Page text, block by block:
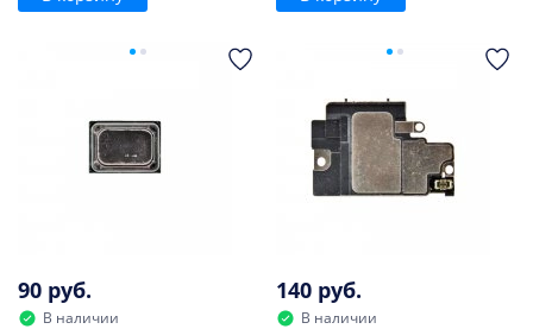
90 руб.
В наличии
140 руб.
В наличии